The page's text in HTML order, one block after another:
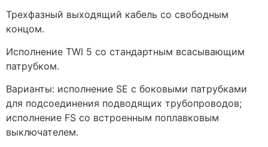
Трехфазный выходящий кабель со свободным
концом.
Исполнение TWI 5 со стандартным всасывающим
патрубком.
Варианты: исполнение SE с боковыми патрубками
для подсоединения подводящих трубопроводов;
исполнение FS со встроенным поплавковым
выключателем.